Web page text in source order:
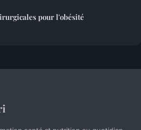
pour l'obésité